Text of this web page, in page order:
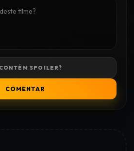
CONTÉM SPOILER?
COMENTAR